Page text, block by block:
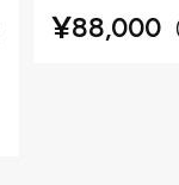
¥88,000